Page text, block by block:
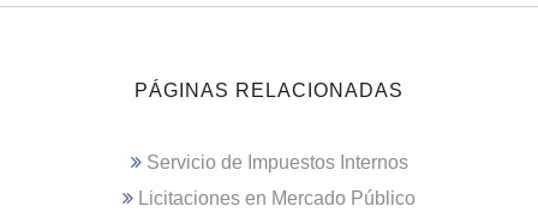
PÁGINAS RELACIONADAS
Servicio de Impuestos Internos
Licitaciones en Mercado Público